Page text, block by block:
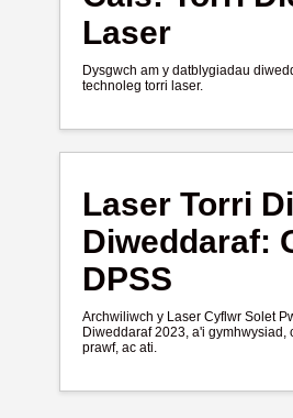
Laser
Dysgwch am y datblygiadau
technoleg torri laser.
Laser Torri
Diweddaraf:
DPSS
Archwiliwch y Laser Cyflwr Solet
Diweddaraf 2023, a'i gymhwysiad,
prawf, ac ati.